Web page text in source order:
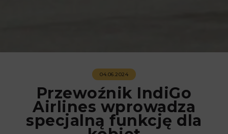
04.06.2024
Przewoźnik IndiGo
Airlines wprowadza
specjalną funkcję dla